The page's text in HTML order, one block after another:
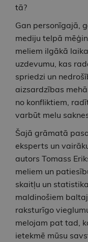
tā?
Gan personīgajā,
mediju telpā
meliem ilgākā
uzdevumu, kas
spriedzi un
aizsardzības
no konfliktiem,
varbūt melu
Šajā grāmatā
eksperts un
autors Tomass
meliem un
skaitļu un
maldinošiem
raksturīgo
melojam pat tad,
ietekmē mūsu